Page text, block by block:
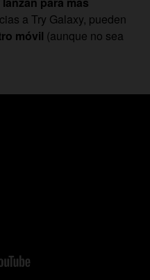
a Try Galaxy, pueden
móvil (aunque no sea